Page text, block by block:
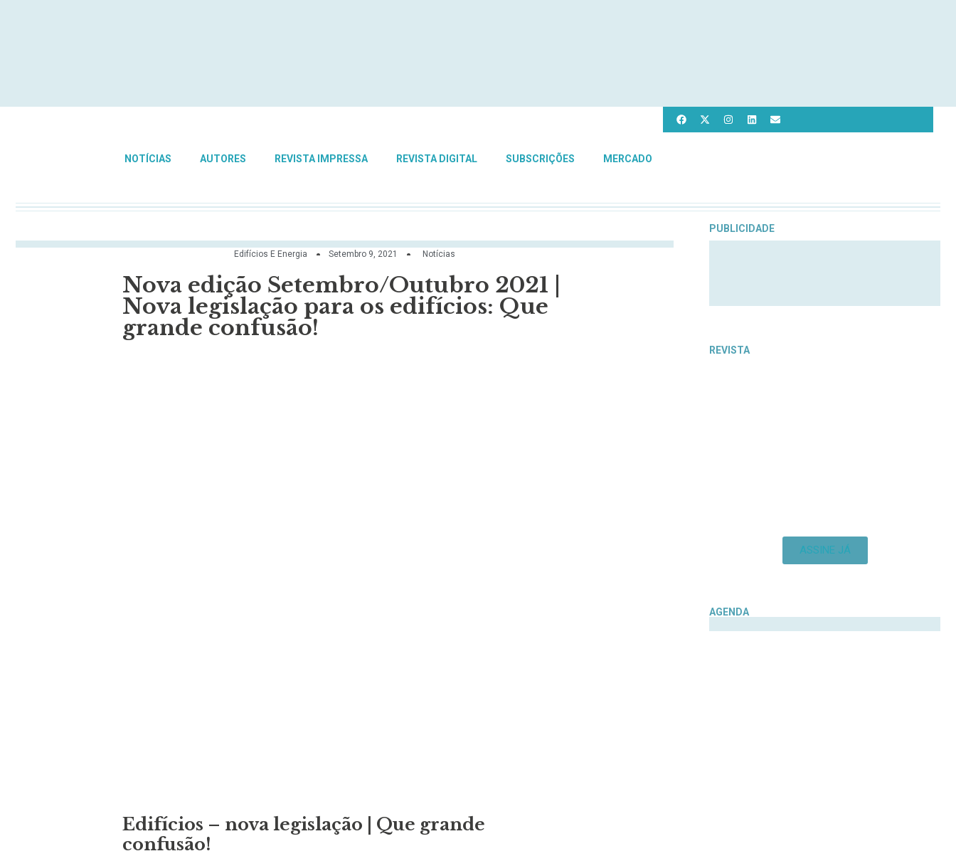
NOTÍCIAS AUTORES REVISTA IMPRESSA REVISTA DIGITAL SUBSCRIÇÕES MERCADO
Edifícios E Energia Setembro 9, 2021 Notícias
Nova edição Setembro/Outubro 2021 |
Nova legislação para os edifícios: Que
grande confusão!
Edifícios – nova legislação | Que grande
confusão!
PUBLICIDADE
REVISTA
ASSINE JÁ
AGENDA